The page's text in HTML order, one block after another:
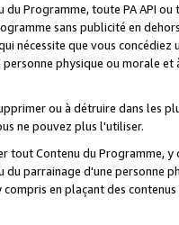
Programme, toute PA API
sans publicité en
nécessite que vous
physique ou morale
ou à détruire dans les
ne pouvez plus l'utiliser.
tout Contenu du Programme,
parrainage d'une personne
en plaçant des